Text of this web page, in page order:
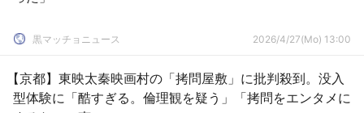
黒マッチョニュース 2026/4/27(Mo) 13:00
【京都】東映太秦映画村の「拷問屋敷」に批判殺到。没入
型体験に「酷すぎる。倫理観を疑う」「拷問をエンタメに